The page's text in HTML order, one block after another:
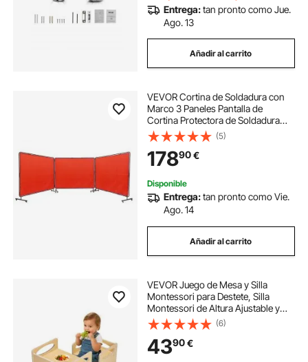
Entrega:tan pronto como Jue.
Ago. 13
Añadir al carrito
VEVOR Cortina de Soldadura con
Marco 3 Paneles Pantalla de
Cortina Protectora de Soldadura
1,8x2,4 m de Vinilo Ignífugo sobre
12 Ruedas Giratorias (6 con
Bloqueo) Mobile Pro para Industria,
Rojo
(5)
17890€
Disponible
Entrega:tan pronto como Vie.
Ago. 14
Añadir al carrito
VEVOR Juego de Mesa y Silla
Montessori para Destete, Silla
Montessori de Altura Ajustable y
Mesa de Actividades 380 x 300 x
362 mm para Leer, Comer y Jugar
para Niños de 1 a 5 Años, Color
Madera
(6)
4390€